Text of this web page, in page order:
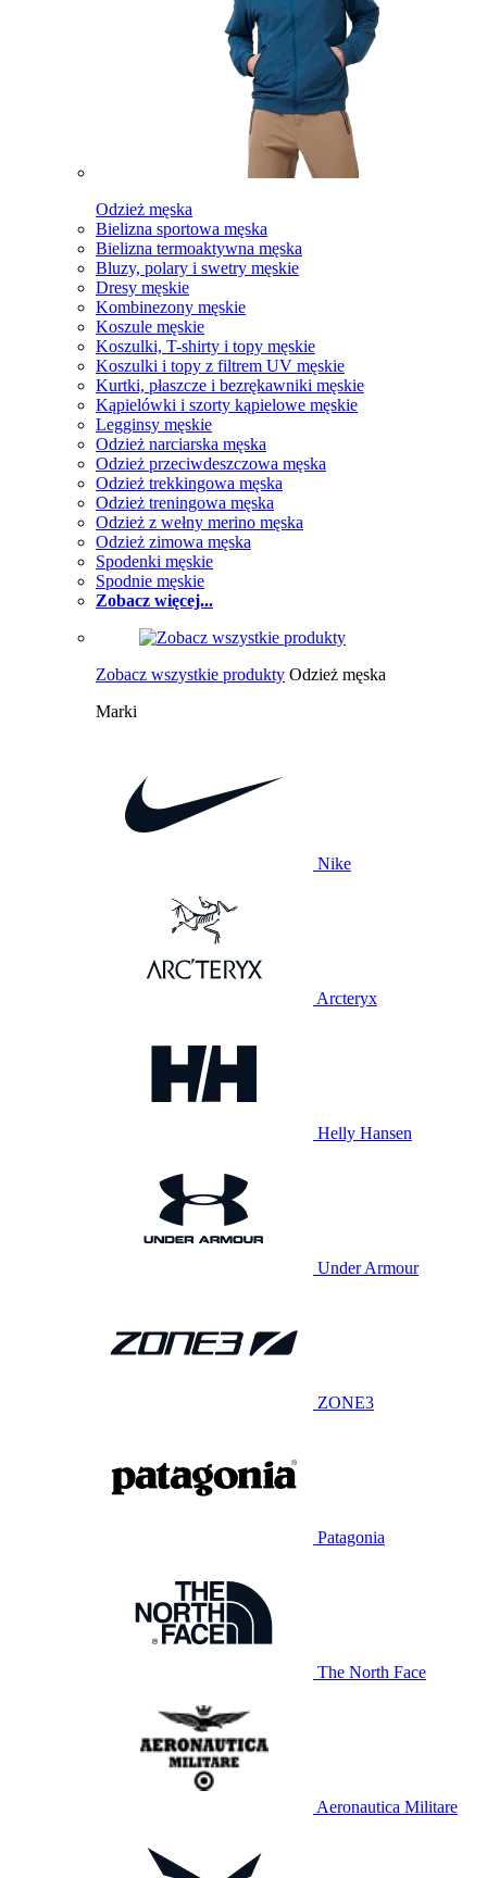
Odzież męska
Bielizna sportowa męska
Bielizna termoaktywna męska
Bluzy, polary i swetry męskie
Dresy męskie
Kombinezony męskie
Koszule męskie
Koszulki, T-shirty i topy męskie
Koszulki i topy z filtrem UV męskie
Kurtki, płaszcze i bezrękawniki męskie
Kąpielówki i szorty kąpielowe męskie
Legginsy męskie
Odzież narciarska męska
Odzież przeciwdeszczowa męska
Odzież trekkingowa męska
Odzież treningowa męska
Odzież z wełny merino męska
Odzież zimowa męska
Spodenki męskie
Spodnie męskie
Zobacz więcej...
Zobacz wszystkie produkty Odzież męska
Marki
Nike
Arcteryx
Helly Hansen
Under Armour
ZONE3
Patagonia
The North Face
Aeronautica Militare